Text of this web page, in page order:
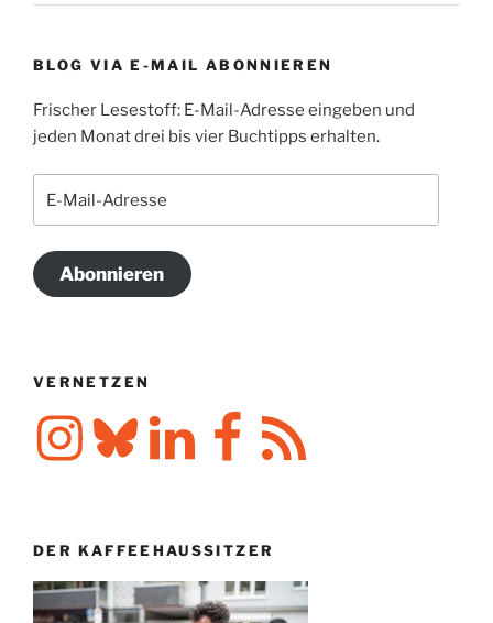
BLOG VIA E-MAIL ABONNIEREN
Frischer Lesestoff: E-Mail-Adresse eingeben und
jeden Monat drei bis vier Buchtipps erhalten.
Mail-
Abonnieren
VERNETZEN
InstagramBlueskyLinkedIn FacebookRSS-
Feed
DER KAFFEEHAUSSITZER